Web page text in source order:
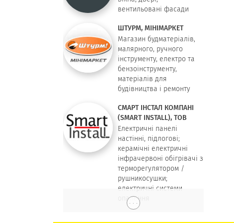
вентильовані фасади
ШТУРМ, МІНІМАРКЕТ
Магазин будматеріалів,
малярного, ручного
інструменту, електро та
бензоінструменту,
матеріалів для
будівництва і ремонту
СМАРТ ІНСТАЛ КОМПАНІ
(SMART INSTALL), ТОВ
Електричні панелі
настінні, підлогові;
керамічні електричні
інфрачервоні обігрівачі з
терморегулятором /
рушникосушки;
електричні системи
опалення
. . .